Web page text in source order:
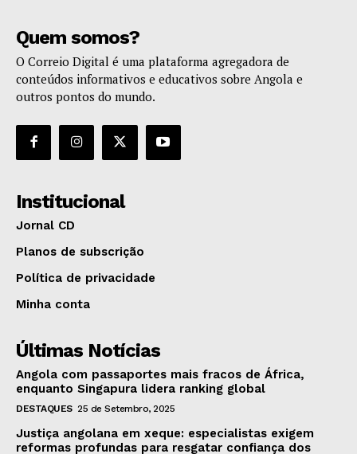
Quem somos?
O Correio Digital é uma plataforma agregadora de
conteúdos informativos e educativos sobre Angola e
outros pontos do mundo.
Institucional
Jornal CD
Planos de subscrição
Política de privacidade
Minha conta
Últimas Notícias
Angola com passaportes mais fracos de África,
enquanto Singapura lidera ranking global
DESTAQUES 25 de Setembro, 2025
Justiça angolana em xeque: especialistas exigem
reformas profundas para resgatar confiança dos